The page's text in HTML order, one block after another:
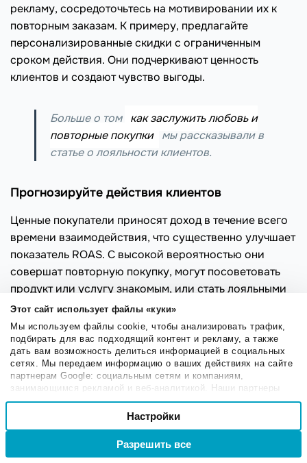
Этот сайт использует файлы «куки»
Мы используем файлы cookie, чтобы анализировать трафик,
подбирать для вас подходящий контент и рекламу, а также
дать вам возможность делиться информацией в социальных
сетях. Мы передаем информацию о ваших действиях на сайте
партнерам Google: социальным сетям и компаниям,
занимающимся рекламой и веб-аналитикой. Наши партнеры
могут комбинировать эти сведения с предоставленной вами
информацией, а также данными, которые они получили при
использовании вами их сервисов.
Выбор
Настроечные
Настройки
Разрешить все
рекламу, сосредоточьтесь на мотивировании их к
повторным заказам. К примеру, предлагайте
персонализированные скидки с ограниченным
сроком действия. Они подчеркивают ценность
клиентов и создают чувство выгоды.
Больше о том как заслужить любовь и
повторные покупки
мы рассказывали в
статье о лояльности клиентов.
Прогнозируйте действия клиентов
Ценные покупатели приносят доход в течение всего
времени взаимодействия, что существенно улучшает
показатель ROAS. С высокой вероятностью они
совершат повторную покупку, могут посоветовать
продукт или услугу знакомым, или стать лояльными
амбассадорамибренда. Чтобы найти таких клиентов:
анализируйте путь покупателя в течение
всего цикла использования сайта;
определяйте KPI , свидетельствующие о
ценности действий.
которые зарегистрировались на сайте, просмотрели
несколько страниц товаров, добавили товары в
корзину или уже совершили покупку. Используя эту